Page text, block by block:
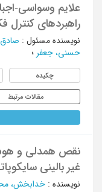
علایم وسواسی-
راهبردهای کنترل
نویسنده مسئول : صادق
حسنی، جعفر ؛
چکیده
مقالات مرتبط
نقص همدلی و
غیر بالینی
نویسنده : خدابخش،